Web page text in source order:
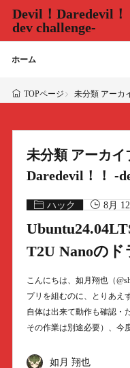
Devil！Daredevil！
dev challenge-
ホーム
TOPページ 未分類 アーカ
未分類 アーカイ
Daredevil！！ -
ハック 8月
T2U Nanoの
こんにちは、如月翔也（
プリを組むのに、とりあえ
自体は出来て動作も確認・
その作業は別途必要）、今
如月 翔也